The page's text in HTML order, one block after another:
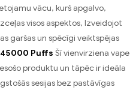
vācu, kurš apgalvo,
visos aspektos, Izveidojot
garšas un spēcīgi veiktspējas
45000 Puffs Šī vienvirziena vape
produktu un tāpēc ir ideāla
sesijas bez pastāvīgas